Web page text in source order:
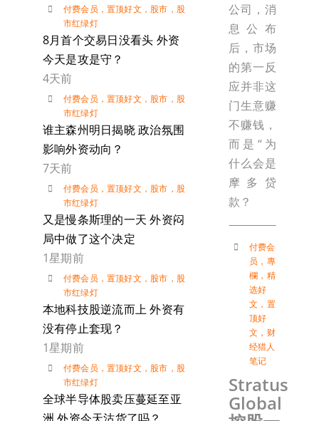
付费会员 ， 置顶好文 ， 股市 ， 股
市红绿灯
8月首个交易日没看头 外资
今天是攻是守？
4天前
付费会员 ， 置顶好文 ， 股市 ， 股
市红绿灯
谁主森州明日揭晓 政治氛围
影响外资动向？
7天前
付费会员 ， 置顶好文 ， 股市 ， 股
市红绿灯
又是慢条斯理的一天 外资闷
局中做了这个决定
1星期前
付费会员 ， 置顶好文 ， 股市 ， 股
市红绿灯
本地科技股逆流而上 外资有
没有停止套现？
1星期前
付费会员 ， 置顶好文 ， 股市 ， 股
市红绿灯
全球半导体股卖压蔓延至亚
公司，消
息公布
后，市场
的第一反
应并非这
门生意赚
不赚钱，
而是“为
什么会是
摩多贷
款？
付费会
员 ， 專
欄 ， 精
选好
文 ， 置
顶好
文 ， 财
经猎人
笔记
Stratus
Global